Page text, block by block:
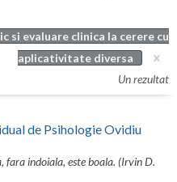
si evaluare clinica la cerere cu
aplicativitate diversa
Un rezultat
de Psihologie Ovidiu
fara indoiala, este boala. (Irvin D.